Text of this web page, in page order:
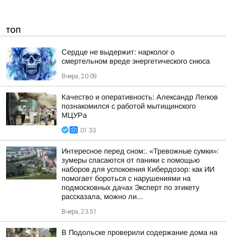
ТОП
Сердце не выдержит: нарколог о
смертельном вреде энергетического снюса
Вчера, 20:09
Качество и оперативность: Александр Легков
познакомился с работой мытищинского
МЦУРа
01:33
Интересное перед сном:. «Тревожные сумки»:
зумеры спасаются от паники с помощью
наборов для успокоения Кибердозор: как ИИ
помогает бороться с нарушениями на
подмосковных дачах Эксперт по этикету
рассказала, можно ли...
Вчера, 23:51
В Подольске проверили содержание дома на